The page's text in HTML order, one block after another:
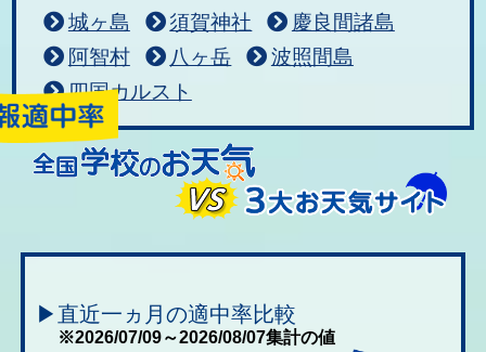
城ヶ島
須賀神社
慶良間諸島
阿智村
八ヶ岳
波照間島
四国カルスト
▶直近一ヵ月の適中率比較
※2026/07/09～2026/08/07集計の値